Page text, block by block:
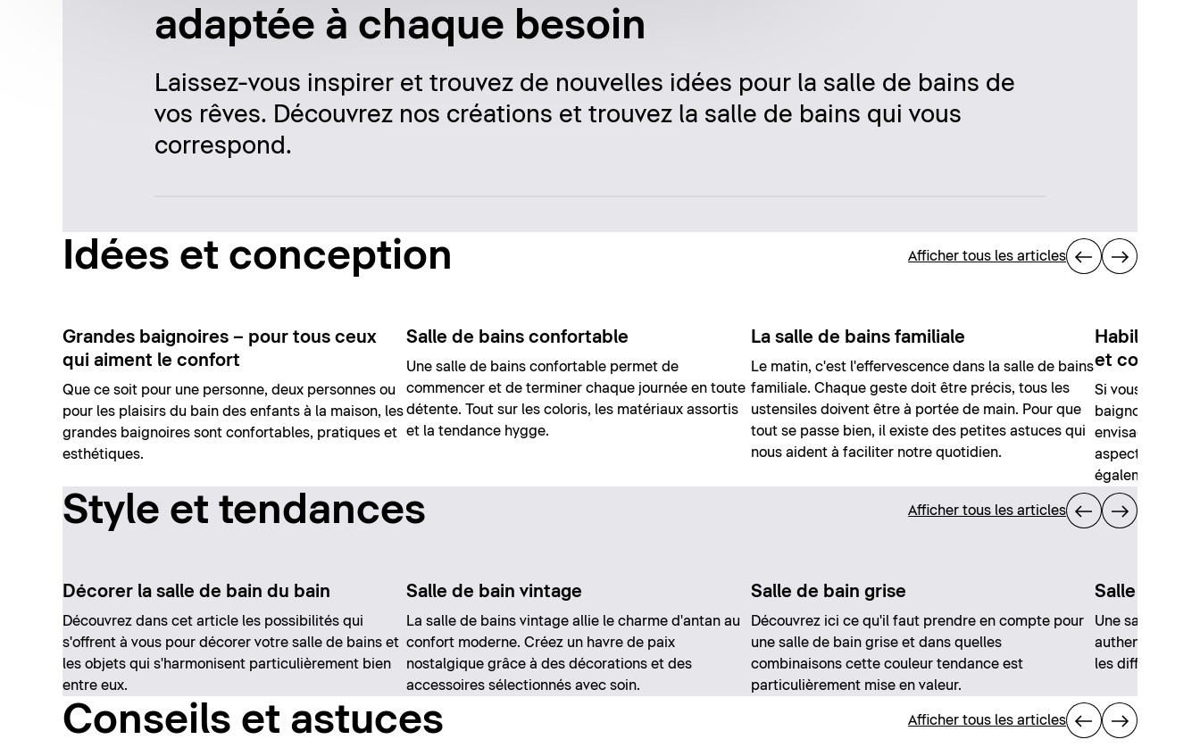
adaptée à chaque besoin
Laissez-vous inspirer et trouvez de nouvelles idées pour la salle de bains de
vos rêves. Découvrez nos créations et trouvez la salle de bains qui vous
correspond.
Idées et conception Afficher tous les articles
Grandes baignoires – pour tous ceux
qui aiment le confort
Que ce soit pour une personne, deux personnes ou
pour les plaisirs du bain des enfants à la maison, les
grandes baignoires sont confortables, pratiques et
esthétiques.
Salle de bains confortable
Une salle de bains confortable permet de
commencer et de terminer chaque journée en toute
détente. Tout sur les coloris, les matériaux assortis
et la tendance hygge.
La salle de bains familiale
Le matin, c'est l'effervescence dans la salle de bains
familiale. Chaque geste doit être précis, tous les
ustensiles doivent être à portée de main. Pour que
tout se passe bien, il existe des petites astuces qui
nous aident à faciliter notre quotidien.
Habiller
et conseils
Si vous
baignoire dans
envisager un
aspect
également le
Style et tendances Afficher tous les articles
Décorer la salle de bain du bain
Découvrez dans cet article les possibilités qui
s'offrent à vous pour décorer votre salle de bains et
les objets qui s'harmonisent particulièrement bien
entre eux.
Salle de bain vintage
La salle de bains vintage allie le charme d'antan au
confort moderne. Créez un havre de paix
nostalgique grâce à des décorations et des
accessoires sélectionnés avec soin.
Salle de bain grise
Découvrez ici ce qu'il faut prendre en compte pour
une salle de bain grise et dans quelles
combinaisons cette couleur tendance est
particulièrement mise en valeur.
Salle de
Une salle de
authentique et
les différentes
Conseils et astuces Afficher tous les articles